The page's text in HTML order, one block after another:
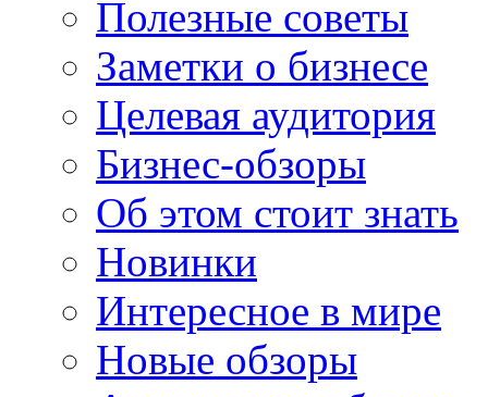
Полезные советы
Заметки о бизнесе
Целевая аудитория
Бизнес-обзоры
Об этом стоит знать
Новинки
Интересное в мире
Новые обзоры